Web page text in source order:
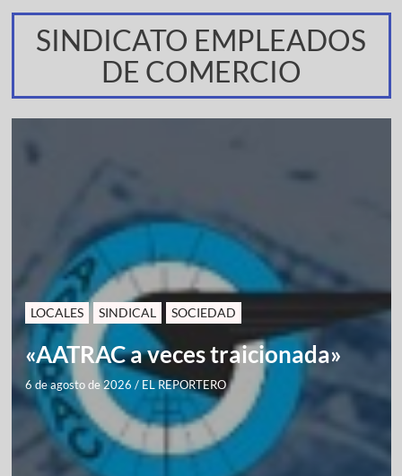
SINDICATO EMPLEADOS
DE COMERCIO
LOCALES SINDICAL SOCIEDAD
«AATRAC a veces traicionada»
6 de agosto de 2026 / EL REPORTERO